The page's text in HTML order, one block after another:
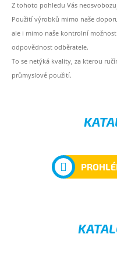
Z tohoto pohledu Vás
Použití výrobků mimo naše
ale i mimo naše kontrolní
odpovědnost odběratele.
To se netýká kvality, za kterou
průmyslové použití.